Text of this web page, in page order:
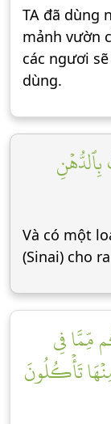
TA đã dùng
mảnh vườn
các ngươi
dùng.
Và có một
(Sinai) cho
مِّمَّا فِي
تَأۡكُلُونَ